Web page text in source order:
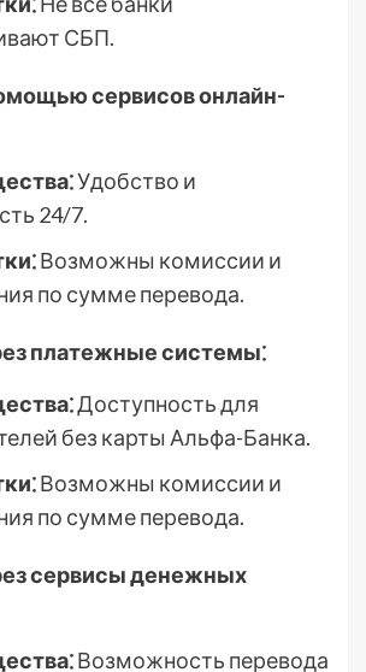
СБП.
сервисов онлайн-
Удобство и
24/7.
Возможны комиссии и
по сумме перевода.
платежные системы⁚
Доступность для
без карты Альфа-Банка.
Возможны комиссии и
по сумме перевода.
сервисы денежных
Возможность перевода